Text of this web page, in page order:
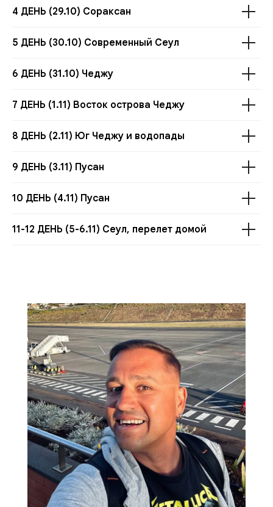
4 ДЕНЬ (29.10) Сораксан
5 ДЕНЬ (30.10) Современный Сеул
6 ДЕНЬ (31.10) Чеджу
7 ДЕНЬ (1.11) Восток острова Чеджу
8 ДЕНЬ (2.11) Юг Чеджу и водопады
9 ДЕНЬ (3.11) Пусан
10 ДЕНЬ (4.11) Пусан
11-12 ДЕНЬ (5-6.11) Сеул, перелет домой